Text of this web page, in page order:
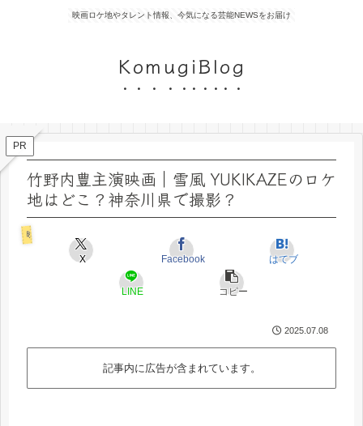
映画ロケ地やタレント情報、今気になる芸能NEWSをお届け
KomugiBlog
PR
竹野内豊主演映画｜雪風 YUKIKAZEのロケ
地はどこ？神奈川県で撮影？
映画ロケ地
X Facebook はてブ
LINE コピー
2025.07.08
記事内に広告が含まれています。